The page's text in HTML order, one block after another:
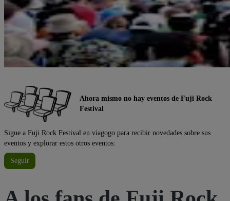
Ahora mismo no hay eventos de Fuji Rock
Festival
Sigue a Fuji Rock Festival en viagogo para recibir novedades sobre sus
eventos y explorar estos otros eventos:
Seguir